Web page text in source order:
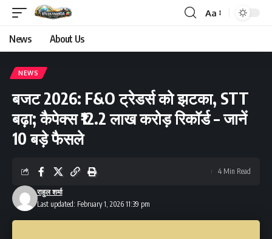
Font
Aa
News About Us
NEWS
बजट 2026: F&O ट्रेडर्स को झटका, STT
बढ़ा; कैपेक्स ₹12.2 लाख करोड़ रिकॉर्ड – जानें
10 बड़े फैसले
Last updated: February 1, 2026 11:39 pm
राहुल शर्मा
4 Min Read